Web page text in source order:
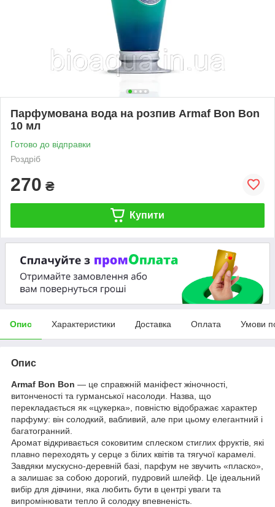
Парфумована вода на розпив Armaf Bon Bon
10 мл
Готово до відправки
Роздріб
270 ₴
Купити
Опис Характеристики Доставка Оплата Умови
Опис
Armaf Bon Bon — це справжній маніфест жіночності,
витонченості та гурманської насолоди. Назва, що
перекладається як «цукерка», повністю відображає характер
парфуму: він солодкий, вабливий, але при цьому елегантний і
багатогранний.
Аромат відкривається соковитим сплеском стиглих фруктів, які
плавно переходять у серце з білих квітів та тягучої карамелі.
Завдяки мускусно-деревній базі, парфум не звучить «пласко»,
а залишає за собою дорогий, пудровий шлейф. Це ідеальний
вибір для дівчини, яка любить бути в центрі уваги та
випромінювати тепло й солодку впевненість.